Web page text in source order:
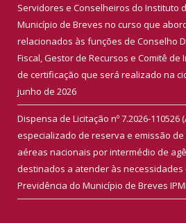
Servidores e Conselheiros do Instituto
Município de Breves no curso que
relacionados às funções de Conselho
Fiscal, Gestor de Recursos e Comitê
de certificação que será realizado na
junho de 2026
Dispensa de Licitação nº 7.2026-
especializado de reserva e emissão
aéreas nacionais por intermédio de
destinados a atender às necessidades
Previdência do Município de Breves